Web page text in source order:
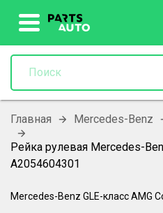
Главная Mercedes-Benz
Рейка рулевая Mercedes-
A2054604301
Mercedes-Benz GLE-класс AMG